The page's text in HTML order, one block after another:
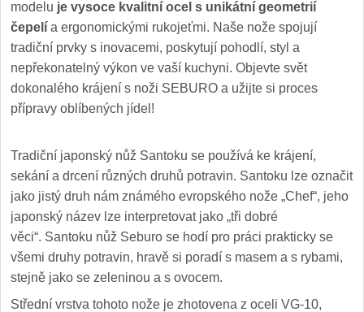
modelu je vysoce kvalitní ocel s unikátní geometrií
čepelí a ergonomickými rukojeťmi. Naše nože spojují
tradiční prvky s inovacemi, poskytují pohodlí, styl a
nepřekonatelný výkon ve vaší kuchyni. Objevte svět
dokonalého krájení s noži SEBURO a užijte si proces
přípravy oblíbených jídel!
Tradiční japonský nůž Santoku se používá ke krájení,
sekání a drcení různých druhů potravin. Santoku lze označit
jako jistý druh nám známého evropského nože „Chef“, jeho
japonský název lze interpretovat jako „tři dobré
věci“. Santoku nůž Seburo se hodí pro práci prakticky se
všemi druhy potravin, hravě si poradí s masem a s rybami,
stejně jako se zeleninou a s ovocem.
Střední vrstva tohoto nože je zhotovena z oceli VG-10,